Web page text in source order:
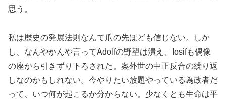
思う。
私は歴史の発展法則なんて爪の先ほども信じない。しか
し、なんやかんや言ってAdolfの野望は潰え、Iosifも偶像
の座から引きずり下ろされた。案外世の中正反合の繰り返
しなのかもしれない。今やりたい放題やっている為政者だ
って、いつ何が起こるか分からない。少なくとも生命は平